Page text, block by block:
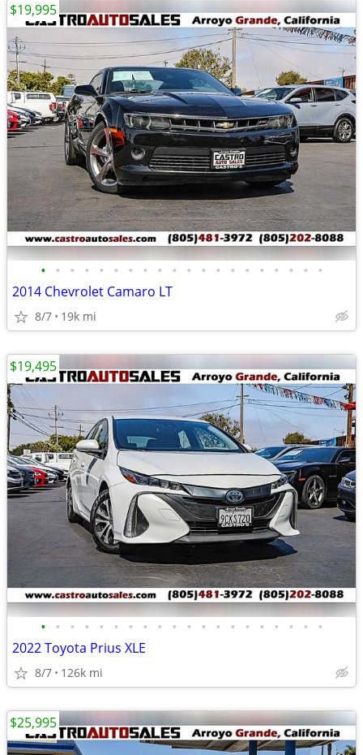
• • • • • • • • • • • • • • • • • • • •
2014 Chevrolet Camaro LT
8/7 19k mi
$19,995
• • • • • • • • • • • • • • • • • • • •
2022 Toyota Prius XLE
8/7 126k mi
$19,495
$25,995